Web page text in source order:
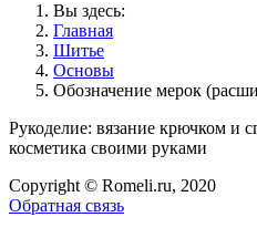
Вы здесь:
Главная
Шитье
Основы
Обозначение мерок
Рукоделие: вязание крючком и
косметика своими руками
Copyright © Romeli.ru, 2020
Обратная связь